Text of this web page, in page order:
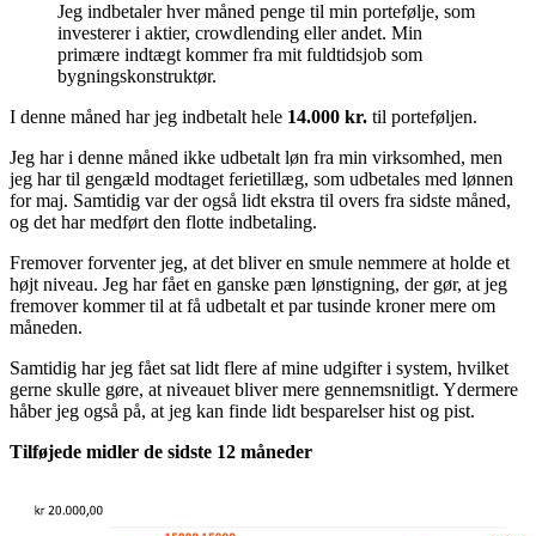
Jeg indbetaler hver måned penge til min portefølje, som
investerer i aktier, crowdlending eller andet. Min
primære indtægt kommer fra mit fuldtidsjob som
bygningskonstruktør.
I denne måned har jeg indbetalt hele 14.000 kr. til porteføljen.
Jeg har i denne måned ikke udbetalt løn fra min virksomhed, men
jeg har til gengæld modtaget ferietillæg, som udbetales med lønnen
for maj. Samtidig var der også lidt ekstra til overs fra sidste måned,
og det har medført den flotte indbetaling.
Fremover forventer jeg, at det bliver en smule nemmere at holde et
højt niveau. Jeg har fået en ganske pæn lønstigning, der gør, at jeg
fremover kommer til at få udbetalt et par tusinde kroner mere om
måneden.
Samtidig har jeg fået sat lidt flere af mine udgifter i system, hvilket
gerne skulle gøre, at niveauet bliver mere gennemsnitligt. Ydermere
håber jeg også på, at jeg kan finde lidt besparelser hist og pist.
Tilføjede midler de sidste 12 måneder